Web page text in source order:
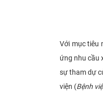
Với mục tiêu
ứng nhu cầu
sự tham dự
viện (Bệnh